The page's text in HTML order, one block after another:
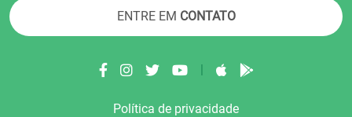
ENTRE EM CONTATO
|
Política de privacidade